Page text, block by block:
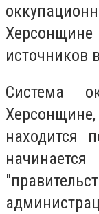
Херсонщине
источников
Система
находится